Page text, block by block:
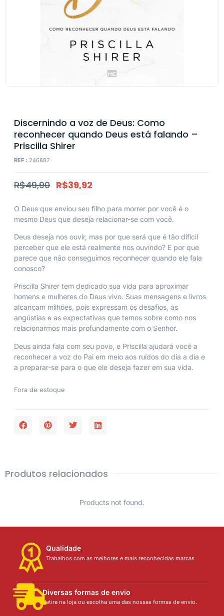
Discernindo a voz de Deus: Como
reconhecer quando Deus está falando –
Priscilla Shirer
REF : 246882
R$49,90 R$39,92
O Deus que enviou seu filho para morrer por você é o
mesmo Deus que deseja relacionar-se com você.
Deus deseja nos ouvir, mas por que será que é tão difícil
perceber que ele está realmente nos ouvindo? E por que
parece que não conseguimos reconhecer quando ele fala
conosco?
Priscilla Shirer tem dedicado sua vida para aproximar
homens e mulheres do Deus vivo. Suas mensagens e livros
alcançam milhões, pois expressam os desafios, as
angústias e as expectativas que temos sobre como nos
relacionarmos mais profundamente com o Senhor.
Deus ainda fala com seu povo, e Priscilla ajudará você a
reconhecer a voz do Pai em meio aos ruídos do dia a dia e
a preparar-se para o que ele deseja fazer em sua vida.
Fora de estoque
Produtos relacionados
Products not found.
Qualidade
Trabalhos com as melhores e mais reconhecidas marcas
Diversas formas de envio
Retire na loja ou escolha uma das nossas formas de envio.